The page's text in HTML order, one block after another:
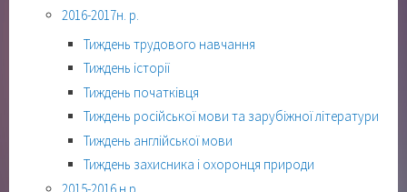
2016-2017н. р.
Тиждень трудового навчання
Тиждень історії
Тиждень початківця
Тиждень російської мови та зарубіжної літератури
Тиждень англійської мови
Тиждень захисника і охоронця природи